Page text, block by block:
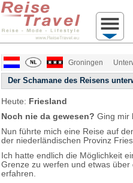
Groningen
Der Schamane des Reisens
Heute: Friesland
Noch nie da gewesen? Ging mir
Nun führte mich eine Reise auf
der niederländischen Provinz
Ich hatte endlich die Möglichkeit
Grenze zu werfen und etwas
erfahren.